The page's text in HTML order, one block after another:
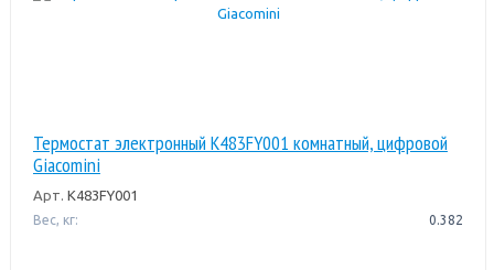
Термостат электронный K483FY001 комнатный, цифровой
Giacomini
Арт. K483FY001
Вес, кг: 0.382